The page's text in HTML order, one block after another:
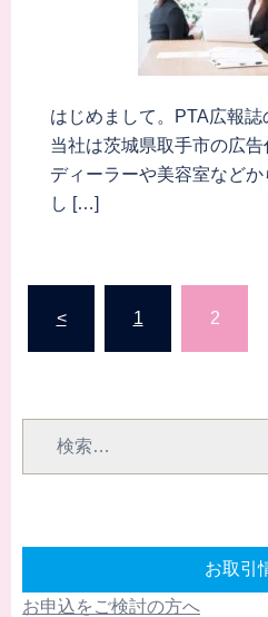
はじめまして。PTA広報誌
当社は茨城県取手市の広
ディーラーや美容室など
し […]
の
ー
< 1 2
お取引
お申込をご検討の方へ